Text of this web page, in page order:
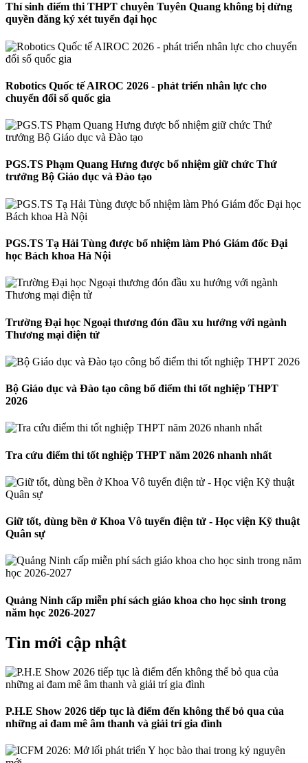
Thí sinh điểm thi THPT chuyên Tuyên Quang không bị dừng
quyền đăng ký xét tuyển đại học
Robotics Quốc tế AIROC 2026 - phát triển nhân lực cho
chuyển đổi số quốc gia
PGS.TS Phạm Quang Hưng được bổ nhiệm giữ chức Thứ
trưởng Bộ Giáo dục và Đào tạo
PGS.TS Tạ Hải Tùng được bổ nhiệm làm Phó Giám đốc Đại
học Bách khoa Hà Nội
Trường Đại học Ngoại thương đón đầu xu hướng với ngành
Thương mại điện tử
Bộ Giáo dục và Đào tạo công bố điểm thi tốt nghiệp THPT
2026
Tra cứu điểm thi tốt nghiệp THPT năm 2026 nhanh nhất
Giữ tốt, dùng bền ở Khoa Vô tuyến điện tử - Học viện Kỹ thuật
Quân sự
Quảng Ninh cấp miễn phí sách giáo khoa cho học sinh trong
năm học 2026-2027
Tin mới cập nhật
P.H.E Show 2026 tiếp tục là điểm đến không thể bỏ qua của
những ai đam mê âm thanh và giải trí gia đình